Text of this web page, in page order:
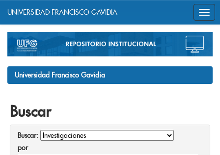
navigation
UNIVERSIDAD FRANCISCO GAVIDIA
Universidad Francisco Gavidia
Buscar
Buscar:
por